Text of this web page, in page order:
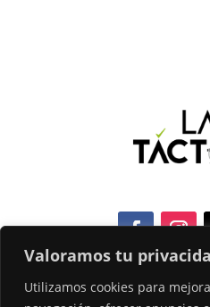
Valoramos tu
Utilizamos cookies para